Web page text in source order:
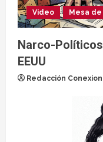
Video Mesa
Narco-
EEUU
Redacción